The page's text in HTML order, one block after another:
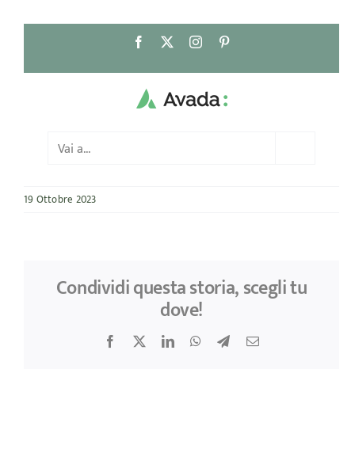
contenuto
Facebook Instagram
Vai a...
19 Ottobre 2023
Condividi questa storia, scegli tu
dove!
Facebook
X LinkedInWhatsApp
TelegramEmail